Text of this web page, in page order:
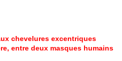
chevelures excentriques
entre deux masques humains